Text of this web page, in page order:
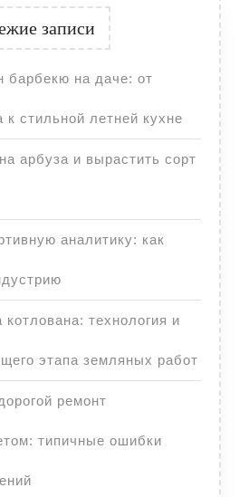
записи
барбекю на даче: от
к стильной летней кухне
арбуза и вырастить сорт
аналитику: как
технология и
этапа земляных работ
ремонт
типичные ошибки